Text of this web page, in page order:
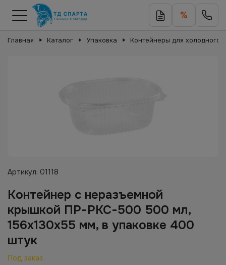
%
Главная Каталог Упаковка Контейнеры для холодного
Артикул: 01118
Контейнер с неразъемной
крышкой ПР-РКС-500 500 мл,
156х130х55 мм, в упаковке 400
штук
Под заказ